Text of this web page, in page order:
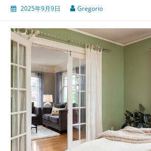
2025年9月9日 Gregorio